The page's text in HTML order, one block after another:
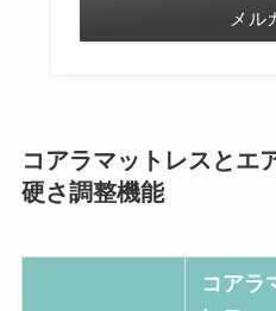
メル
コアラマットレスとエ
硬さ調整機能
コアラ